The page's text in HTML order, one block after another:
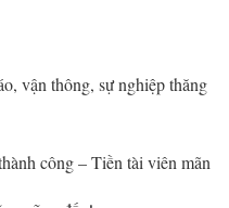
vận thông, sự nghiệp thăng
công – Tiền tài viên mãn